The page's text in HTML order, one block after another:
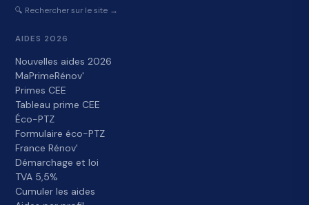
🔍 Rechercher sur le site →
AIDES 2026
Nouvelles aides 2026
MaPrimeRénov'
Primes CEE
Tableau prime CEE
Éco-PTZ
Formulaire éco-PTZ
France Rénov'
Démarchage et loi
TVA 5,5%
Cumuler les aides